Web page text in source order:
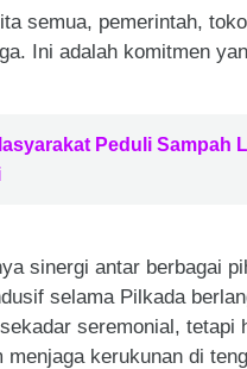
semua, pemerintah,
Ini adalah komitmen
Peduli Sampah
sinergi antar berbagai
selama Pilkada
seremonial, tetapi
kerukunan di